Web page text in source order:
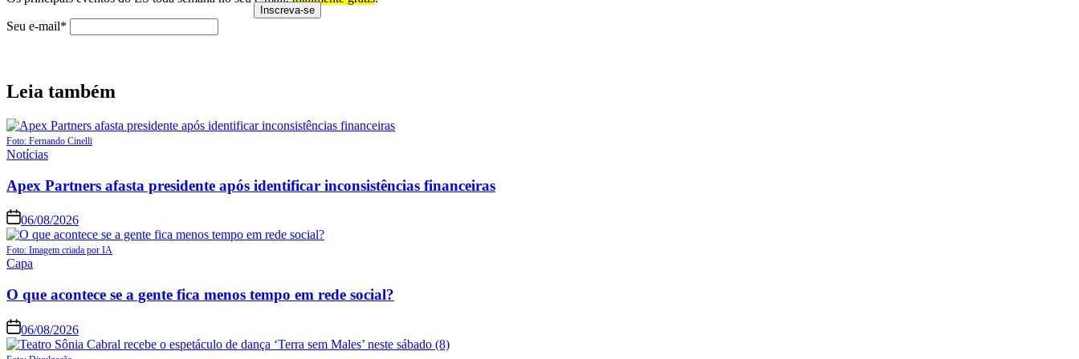
Seu e-mail*
Leia também
Foto: Fernando Cinelli
Posted
Notícias
Apex Partners afasta presidente após identificar inconsistências financeiras
06/08/2026
Foto: Imagem criada por IA
Posted
Capa
O que acontece se a gente fica menos tempo em rede social?
06/08/2026